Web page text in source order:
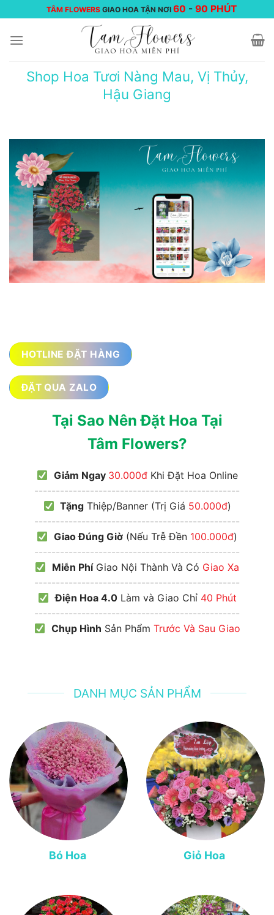
đến
nội
TÂM FLOWERS GIAO HOA TẬN NƠI 60 -90 PHÚT
Shop Hoa Tươi Nàng Mau, Vị Thủy,
Hậu Giang
HOTLINE ĐẶT HÀNG
ĐẶT QUA ZALO
Tại Sao Nên Đặt Hoa Tại
Tâm Flowers?
Giảm Ngay 30.000đKhi Đặt Hoa Online
------------------------------------------------
TặngThiệp/Banner (Trị Giá 50.000đ)
------------------------------------------------
Giao Đúng Giờ (Nếu Trễ Đền 100.000đ)
------------------------------------------------
Miễn PhíGiao Nội Thành Và Có Giao Xa
------------------------------------------------
Điện Hoa 4.0Làm và Giao Chỉ 40 Phút
------------------------------------------------
Chụp Hình Sản Phẩm Trước Và Sau Giao
DANH MỤC SẢN PHẨM
Bó Hoa Giỏ Hoa